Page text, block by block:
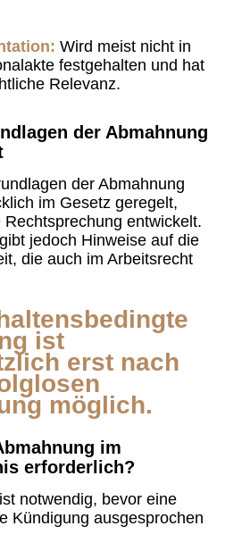
Wird meist nicht in
festgehalten und hat
Relevanz.
der Abmahnung
der Abmahnung
im Gesetz geregelt,
entwickelt.
jedoch Hinweise auf die
die auch im Arbeitsrecht
ist
erst nach
möglich.
im
erforderlich?
notwendig, bevor eine
Kündigung ausgesprochen